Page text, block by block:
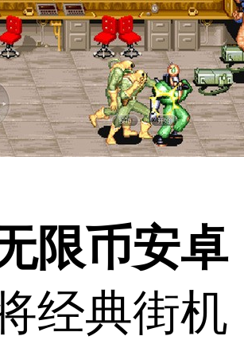
限币安卓
经典街机